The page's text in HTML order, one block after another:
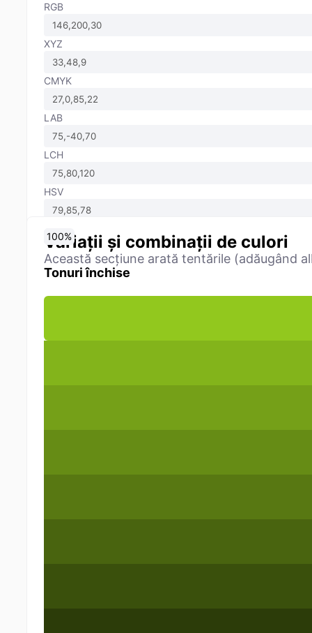
RGB
XYZ
CMYK
LAB
LCH
HSV
Variații și combinații de culori
Această secțiune arată tentările (adăugând
Tonuri închise
0%
10%
20%
30%
40%
50%
60%
70%
80%
90%
100%